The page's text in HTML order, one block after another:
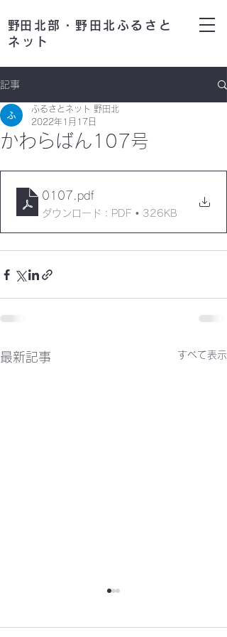
​野田北部・野田北ふるさと
ネット
記事
かわらばん107号
ふるさとネット 野田北
2022年1月17日
0107 .pdf
ダウンロード：PDF • 326KB
最新記事 すべて表示